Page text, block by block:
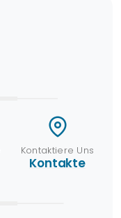
Kontaktiere Uns
Kontakte